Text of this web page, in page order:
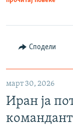
Сподели
март 30, 2026
Иран ја